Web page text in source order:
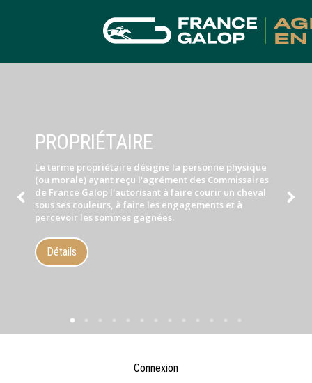
PROPRIÉTAIRE
Le terme propriétaire désigne la personne physique
(ou morale) ayant reçu l'agrément des Commissaires
de France Galop l'autorisant à faire courir un cheval
sous ses couleurs, à faire les engagements et à
percevoir les sommes gagnées.
Détails
Connexion